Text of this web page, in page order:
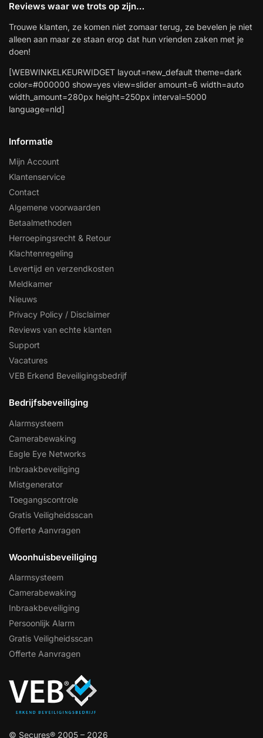
Reviews waar we trots op zijn…
Trouwe klanten, ze komen niet zomaar terug, ze bevelen je niet
alleen aan maar ze staan erop dat hun vrienden zaken met je
doen!
[WEBWINKELKEURWIDGET layout=new_default theme=dark
color=#000000 show=yes view=slider amount=6 width=auto
width_amount=280px height=250px interval=5000
language=nld]
Informatie
Mijn Account
Klantenservice
Contact
Algemene voorwaarden
Betaalmethoden
Herroepingsrecht & Retour
Klachtenregeling
Levertijd en verzendkosten
Meldkamer
Nieuws
Privacy Policy / Disclaimer
Reviews van echte klanten
Support
Vacatures
VEB Erkend Beveiligingsbedrijf
Bedrijfsbeveiliging
Alarmsysteem
Camerabewaking
Eagle Eye Networks
Inbraakbeveiliging
Mistgenerator
Toegangscontrole
Gratis Veiligheidsscan
Offerte Aanvragen
Woonhuisbeveiliging
Alarmsysteem
Camerabewaking
Inbraakbeveiliging
Persoonlijk Alarm
Gratis Veiligheidsscan
Offerte Aanvragen
© Secures® 2005 – 2026